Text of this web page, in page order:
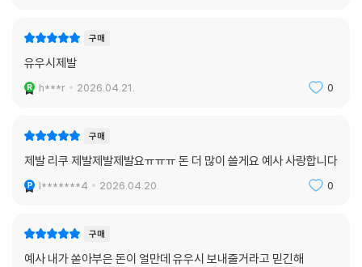
구매
유우시제발
h***r 2026.04.21. 0
구매
제발 리쿠 제발제발제발요ㅠㅠㅠ 돈 더 많이 쓸게요 예사 사랑합니다
l*******4 2026.04.20. 0
구매
예사 내가 쏟아부은 돈이 얼만데 유우시 보내줄거라고 믿긴해